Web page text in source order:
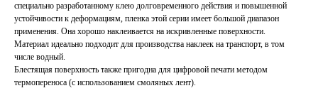
специально разработанному клею долговременного действия и повышенной
устойчивости к деформациям, пленка этой серии имеет большой диапазон
применения. Она хорошо наклеивается на искривленные поверхности.
Материал идеально подходит для производства наклеек на транспорт, в том
числе водный.
Блестящая поверхность также пригодна для цифровой печати методом
термопереноса (с использованием смоляных лент).